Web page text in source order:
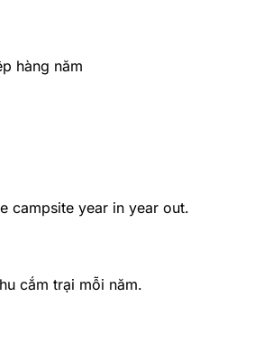
hàng năm
campsite year in year out.
cắm trại mỗi năm.